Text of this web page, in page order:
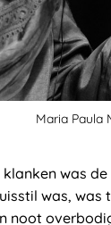
Maria Paula
was
was,
noot